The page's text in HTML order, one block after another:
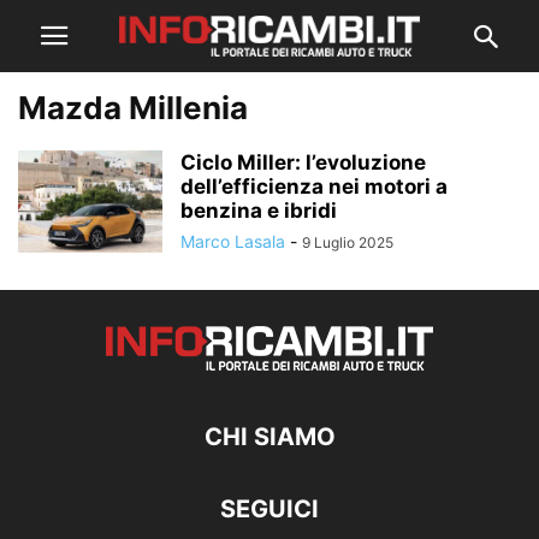
Mazda Millenia
Ciclo Miller: l’evoluzione
dell’efficienza nei motori a
benzina e ibridi
Marco Lasala - 9 Luglio 2025
CHI SIAMO
SEGUICI